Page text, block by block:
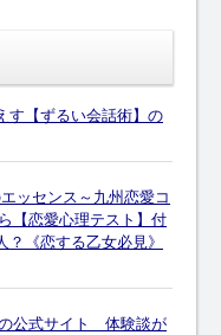
す【ずるい会話術】の
ッセンス～九州恋愛コ
【恋愛心理テスト】付
《恋する乙女必見》
公式サイト 体験談が